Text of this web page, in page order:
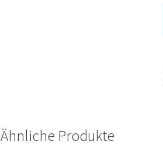
Ähnliche Produkte